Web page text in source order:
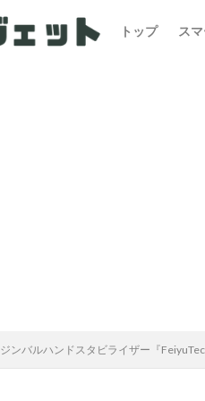
トップ ス
ジンバルハンドスタビライザー『